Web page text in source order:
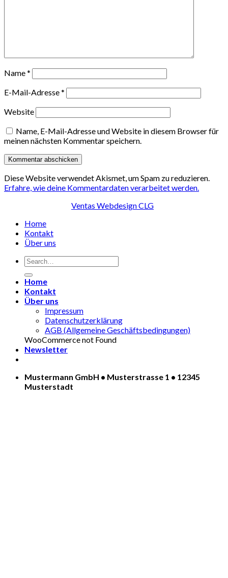
Name*
E-Mail-Adresse*
Website
Name, E-Mail-Adresse und Website in diesem Browser für
meinen nächsten Kommentar speichern.
Diese Website verwendet Akismet, um Spam zu reduzieren.
Erfahre, wie deine Kommentardaten verarbeitet werden.
Ventas Webdesign CLG
Home
Kontakt
Über uns
Home
Kontakt
Über uns
Impressum
Datenschutzerklärung
AGB (Allgemeine Geschäftsbedingungen)
WooCommerce not Found
Newsletter
Mustermann GmbH • Musterstrasse 1 • 12345
Musterstadt